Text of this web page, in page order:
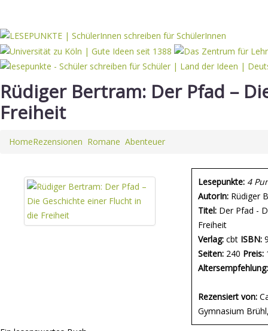
Rüdiger Bertram: Der Pfad –
Freiheit
HomeRezensionen Romane Abenteuer
Lesepunkte: 4
AutorIn: Rüdiger
Titel: Der Pfad -
Freiheit
Verlag: cbt ISBN:
Seiten: 240 Preis:
Altersempfehlung:
Rezensiert von:
Gymnasium